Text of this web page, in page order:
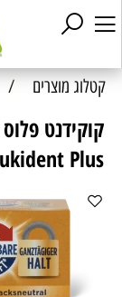
קטלוג מוצרים /
קוקידנט
Plus